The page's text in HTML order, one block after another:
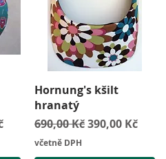
cena
Rychlý náhled
Hornung's kšilt
hranatý
Běžná cena
690,00 KčZvýhodněná
390,00 Kč
včetně DPH